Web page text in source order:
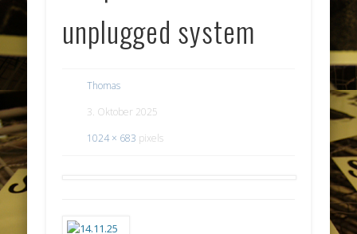
unplugged system
Thomas
3. Oktober 2025
1024 × 683 pixels